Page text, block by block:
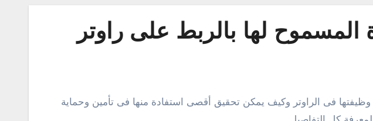
المسموح لها بالربط على راوتر